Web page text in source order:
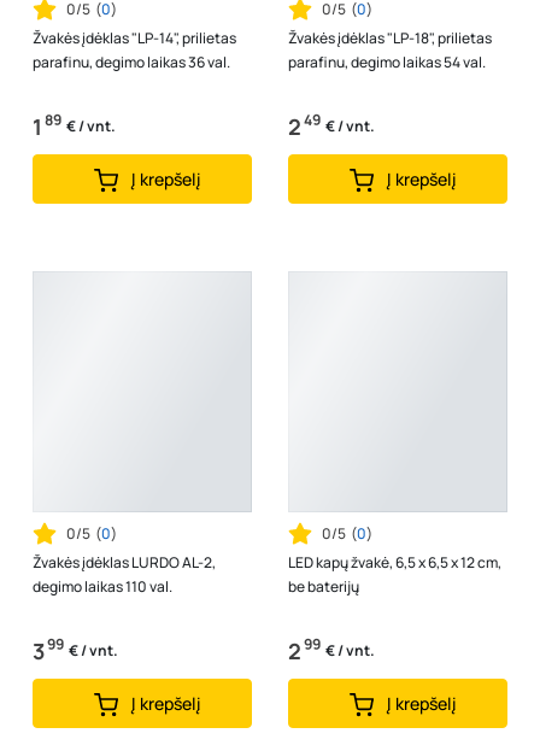
0/5 (0)
Žvakės įdėklas "LP-14", prilietas
parafinu, degimo laikas 36 val.
1 89 € / vnt.
Į krepšelį
0/5 (0)
Žvakės įdėklas "LP-18", prilietas
parafinu, degimo laikas 54 val.
249 € / vnt.
Į krepšelį
0/5 (0)
Žvakės įdėklas LURDO AL-2,
degimo laikas 110 val.
399 € / vnt.
Į krepšelį
0/5 (0)
LED kapų žvakė, 6,5 x 6,5 x 12 cm,
be baterijų
299 € / vnt.
Į krepšelį